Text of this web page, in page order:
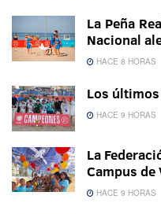
La Peña
Nacional
HACE 8 HORAS
Los
HACE 9 HORAS
La
Campus de
HACE 9 HORAS